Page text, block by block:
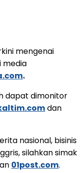
mengenai
media
.
dapat dimonitor
dan
nasional, bisinis
silahkan simak
01post.com.